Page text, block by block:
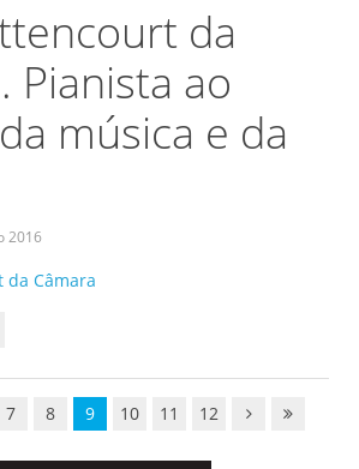
da
Pianista ao
música e da
2016
7 8 9 10 11 12